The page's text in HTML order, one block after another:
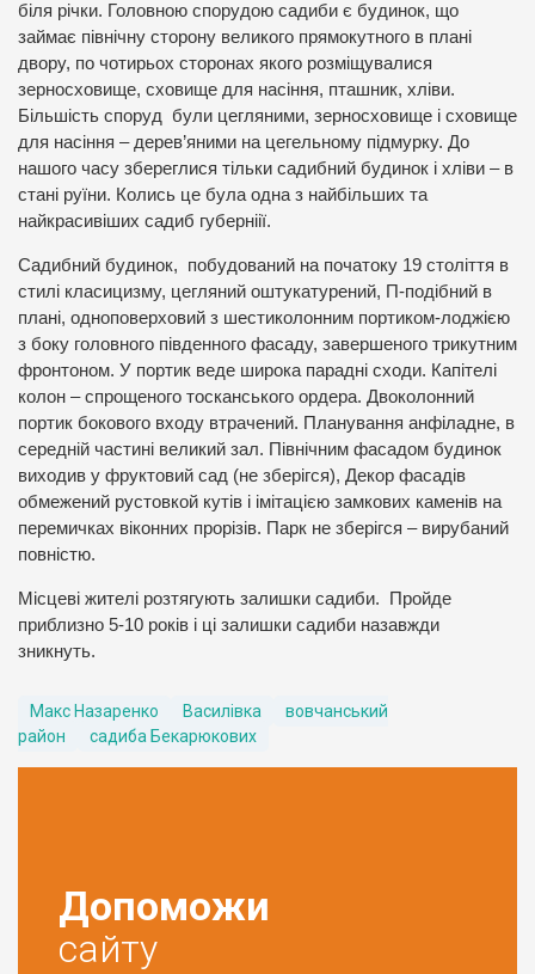
біля річки. Головною спорудою садиби є будинок, що
займає північну сторону великого прямокутного в плані
двору, по чотирьох сторонах якого розміщувалися
зерносховище, сховище для насіння, пташник, хліви.
Більшість споруд були цегляними, зерносховище і сховище
для насіння – дерев’яними на цегельному підмурку. До
нашого часу збереглися тільки садибний будинок і хліви – в
стані руїни. Колись це була одна з найбільших та
найкрасивіших садиб губерніії.
Садибний будинок, побудований на початоку 19 століття в
стилі класицизму, цегляний оштукатурений, П-подібний в
плані, одноповерховий з шестиколонним портиком-лоджією
з боку головного південного фасаду, завершеного трикутним
фронтоном. У портик веде широка парадні сходи. Капітелі
колон – спрощеного тосканського ордера. Двоколонний
портик бокового входу втрачений. Планування анфіладне, в
середній частині великий зал. Північним фасадом будинок
виходив у фруктовий сад (не зберігся), Декор фасадів
обмежений рустовкой кутів і імітацією замкових каменів на
перемичках віконних прорізів. Парк не зберігся – вирубаний
повністю.
Місцеві жителі розтягують залишки садиби. Пройде
приблизно 5-10 років і ці залишки садиби назавжди
зникнуть.
Макс Назаренко Василівка
вовчанський
район
садиба Бекарюкових
Допоможи
сайту